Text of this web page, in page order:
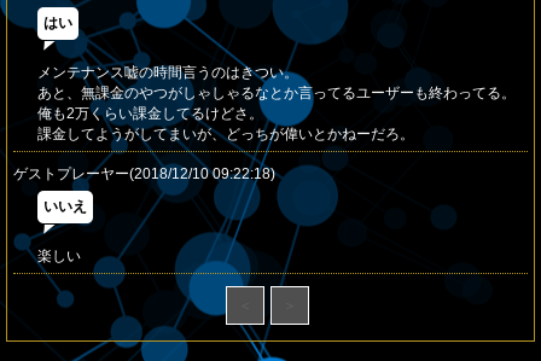
はい
メンテナンス嘘の時間言うのはきつい。
あと、無課金のやつがしゃしゃるなとか言ってるユーザーも終わってる。
俺も2万くらい課金してるけどさ。
課金してようがしてまいが、どっちが偉いとかねーだろ。
ゲストプレーヤー(2018/12/10 09:22:18)
いいえ
楽しい